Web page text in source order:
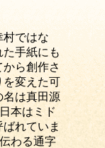
ではな
手紙にも
ら創作さ
を変えた可
名は真田源
本はミド
ばれていま
わる通字